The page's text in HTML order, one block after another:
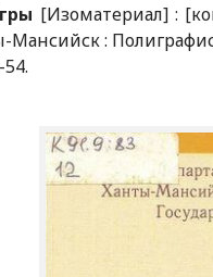
[Изоматериал] :
: